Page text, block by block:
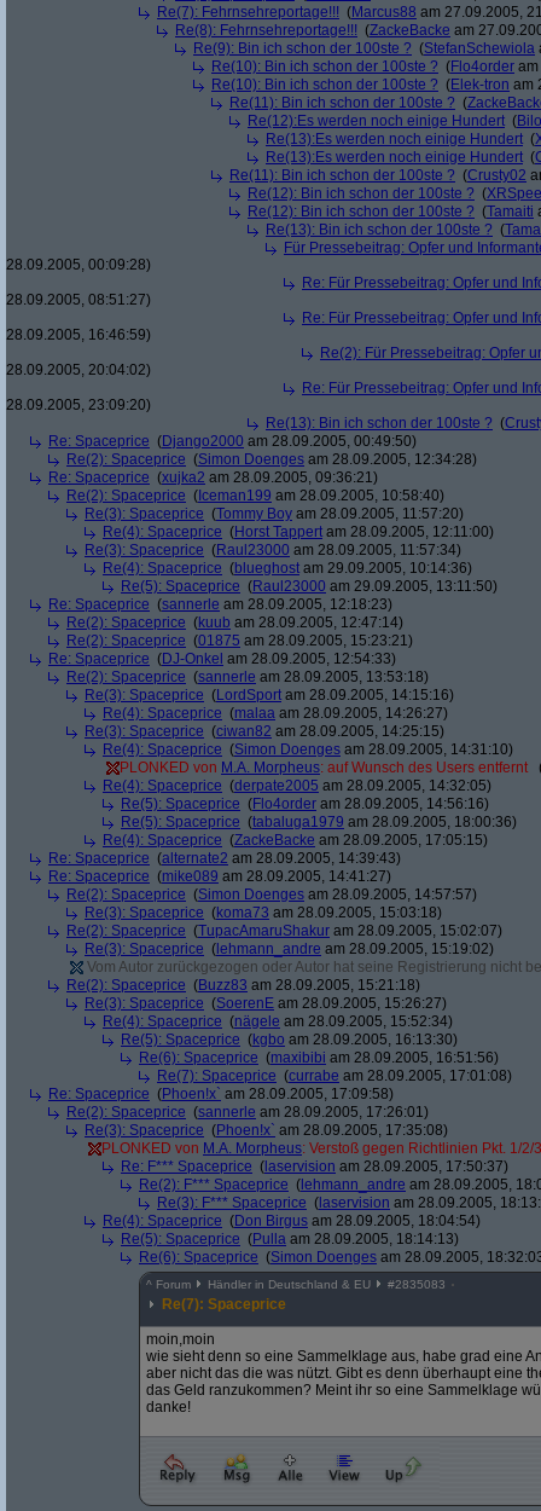
Re(7): Fehrnsehreportage!!! (Marcus88 am 27.09.2005,
Re(8): Fehrnsehreportage!!! (ZackeBacke am
Re(9): Bin ich schon der 100ste ? (StefanSchewiola
Re(10): Bin ich schon der 100ste ? (Flo4order
Re(10): Bin ich schon der 100ste ? (Elek-tron am
Re(11): Bin ich schon der 100ste ? (
Re(12):Es werden noch einige Hundert (
Re(13):Es werden noch einige Hundert (
Re(13):Es werden noch einige Hundert (
Re(11): Bin ich schon der 100ste ? (Crusty02
Re(12): Bin ich schon der 100ste ? (
Re(12): Bin ich schon der 100ste ? (Tamaiti
Re(13): Bin ich schon der 100ste ? (
Für Pressebeitrag: Opfer und
28.09.2005, 00:09:28)
Re: Für Pressebeitrag: Opfer und
28.09.2005, 08:51:27)
Re: Für Pressebeitrag: Opfer und
28.09.2005, 16:46:59)
Re(2): Für Pressebeitrag: Opfer
28.09.2005, 20:04:02)
Re: Für Pressebeitrag: Opfer und
28.09.2005, 23:09:20)
Re(13): Bin ich schon der 100ste ? (
Re: Spaceprice (Django2000 am 28.09.2005, 00:49:50)
Re(2): Spaceprice (Simon Doenges am 28.09.2005, 12:34:28)
Re: Spaceprice (xujka2 am 28.09.2005, 09:36:21)
Re(2): Spaceprice ( Iceman199 am 28.09.2005, 10:58:40)
Re(3): Spaceprice (Tommy Boy am 28.09.2005, 11:57:20)
Re(4): Spaceprice (Horst Tappert am 28.09.2005, 12:11:00)
Re(3): Spaceprice (Raul23000 am 28.09.2005, 11:57:34)
Re(4): Spaceprice (blueghost am 29.09.2005, 10:14:36)
Re(5): Spaceprice (Raul23000 am 29.09.2005, 13:11:50)
Re: Spaceprice (sannerle am 28.09.2005, 12:18:23)
Re(2): Spaceprice (kuub am 28.09.2005, 12:47:14)
Re(2): Spaceprice (01875 am 28.09.2005, 15:23:21)
Re: Spaceprice (DJ-Onkel am 28.09.2005, 12:54:33)
Re(2): Spaceprice (sannerle am 28.09.2005, 13:53:18)
Re(3): Spaceprice (LordSport am 28.09.2005, 14:15:16)
Re(4): Spaceprice (malaa am 28.09.2005, 14:26:27)
Re(3): Spaceprice (ciwan82 am 28.09.2005, 14:25:15)
Re(4): Spaceprice (Simon Doenges am 28.09.2005, 14:31:10)
PLONKED von M.A. Morpheus: auf Wunsch des Users entfernt
Re(4): Spaceprice (derpate2005 am 28.09.2005, 14:32:05)
Re(5): Spaceprice (Flo4order am 28.09.2005, 14:56:16)
Re(5): Spaceprice (tabaluga1979 am 28.09.2005, 18:00:36)
Re(4): Spaceprice (ZackeBacke am 28.09.2005, 17:05:15)
Re: Spaceprice (alternate2 am 28.09.2005, 14:39:43)
Re: Spaceprice (mike089 am 28.09.2005, 14:41:27)
Re(2): Spaceprice (Simon Doenges am 28.09.2005, 14:57:57)
Re(3): Spaceprice (koma73 am 28.09.2005, 15:03:18)
Re(2): Spaceprice (TupacAmaruShakur am 28.09.2005, 15:02:07)
Re(3): Spaceprice ( lehmann_andre am 28.09.2005, 15:19:02)
Vom Autor zurückgezogen oder Autor hat seine Registrierung nicht
Re(2): Spaceprice (Buzz83 am 28.09.2005, 15:21:18)
Re(3): Spaceprice (SoerenE am 28.09.2005, 15:26:27)
Re(4): Spaceprice (nägele am 28.09.2005, 15:52:34)
Re(5): Spaceprice (kgbo am 28.09.2005, 16:13:30)
Re(6): Spaceprice (maxibibi am 28.09.2005, 16:51:56)
Re(7): Spaceprice (currabe am 28.09.2005, 17:01:08)
Re: Spaceprice (Phoen!x` am 28.09.2005, 17:09:58)
Re(2): Spaceprice (sannerle am 28.09.2005, 17:26:01)
Re(3): Spaceprice (Phoen!x` am 28.09.2005, 17:35:08)
PLONKED von M.A. Morpheus: Verstoß gegen Richtlinien Pkt. 1/2/
Re: F*** Spaceprice ( laservision am 28.09.2005, 17:50:37)
Re(2): F*** Spaceprice ( lehmann_andre am 28.09.2005,
Re(3): F*** Spaceprice ( laservision am 28.09.2005,
Re(4): Spaceprice (Don Birgus am 28.09.2005, 18:04:54)
Re(5): Spaceprice (Pulla am 28.09.2005, 18:14:13)
Re(6): Spaceprice (Simon Doenges am 28.09.2005,
^ Forum Händler in Deutschland & EU #2835083
Re(7): Spaceprice
moin,moin
wie sieht denn so eine Sammelklage aus, habe grad eine
aber nicht das die was nützt. Gibt es denn überhaupt eine
das Geld ranzukommen? Meint ihr so eine Sammelklage
danke!